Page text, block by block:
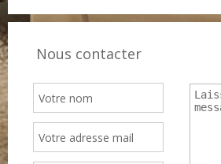
Nous contacter